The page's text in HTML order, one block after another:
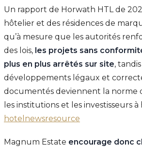
Un rapport de Horwath HTL de
hôtelier et des résidences de
qu’à mesure que les autorités
des lois, les projets sans
plus en plus arrêtés sur site,
développements légaux et
documentés deviennent la norme
les institutions et les investisseurs
hotelnewsresource
Magnum Estate encourage donc